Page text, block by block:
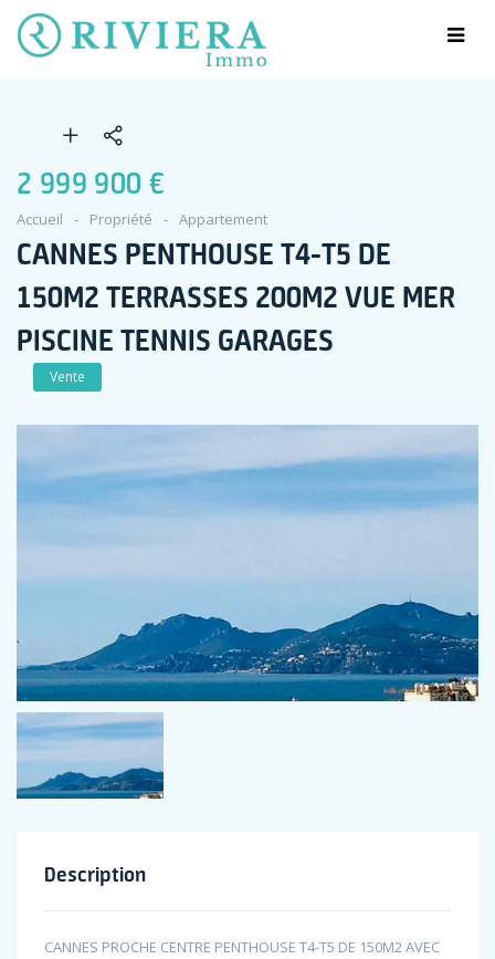
2 999 900 €
Accueil Propriété Appartement
CANNES PENTHOUSE T4-T5 DE
150M2 TERRASSES 200M2 VUE MER
PISCINE TENNIS GARAGES
Vente
Description
CANNES PROCHE CENTRE PENTHOUSE T4-T5 DE 150M2 AVEC